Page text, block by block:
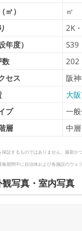
㎡）
㎡
2K
年度）
S39
数
202
セス
阪
大
プ
一
層
中
証するものではありません。最新
期間中に自治体および各施設のウ
写真・室内写真